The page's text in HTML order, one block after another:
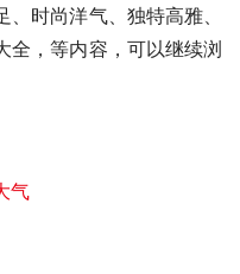
时尚洋气、独特高雅、
全，等内容，可以继续浏
气